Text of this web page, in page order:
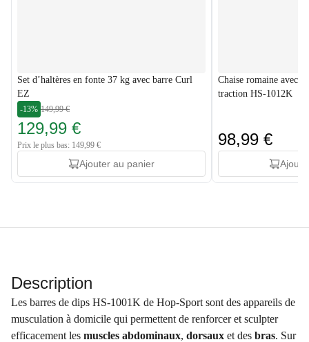
Set d’haltères en fonte 37 kg avec barre Curl
EZ
-13% 149,99 €
129,99 €
Prix le plus bas: 149,99 €
Ajouter au panier
Chaise romaine avec
traction HS-1012K
98,99 €
Description
Les barres de dips HS-1001K de Hop-Sport sont des appareils de
musculation à domicile qui permettent de renforcer et sculpter
efficacement les muscles abdominaux, dorsaux et des bras. Sur